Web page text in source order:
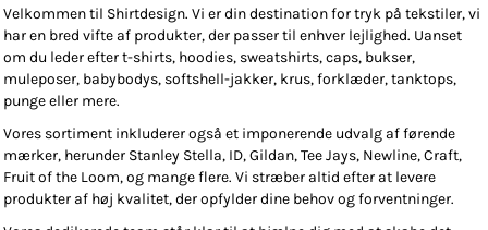
Velkommen til Shirtdesign. Vi er din destination for tryk på tekstiler, vi
har en bred vifte af produkter, der passer til enhver lejlighed. Uanset
om du leder efter t-shirts, hoodies, sweatshirts, caps, bukser,
muleposer, babybodys, softshell-jakker, krus, forklæder, tanktops,
punge eller mere.
Vores sortiment inkluderer også et imponerende udvalg af førende
mærker, herunder Stanley Stella, ID, Gildan, Tee Jays, Newline, Craft,
Fruit of the Loom, og mange flere. Vi stræber altid efter at levere
produkter af høj kvalitet, der opfylder dine behov og forventninger.